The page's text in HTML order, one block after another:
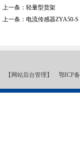
上一条： 轻量型货架
上一条： 电流传感器ZYA50-S
【网站后台管理】 鄂ICP